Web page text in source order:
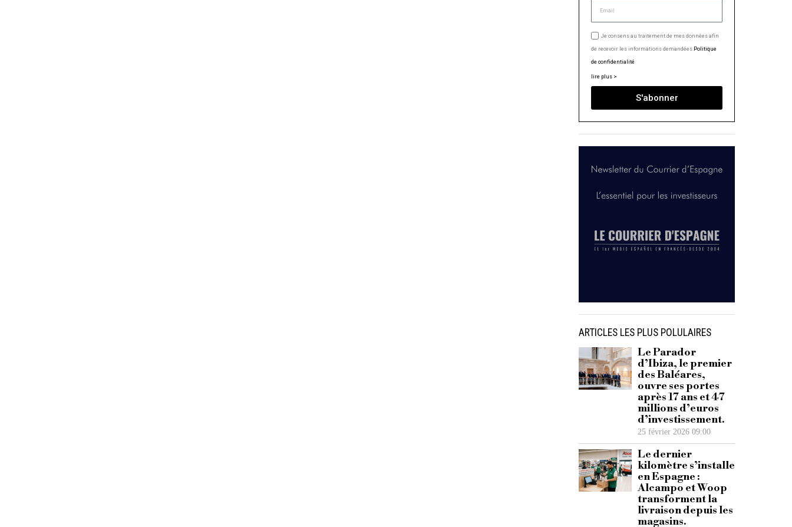
Je consens au traitement de mes données afin
de recevoir les informations demandées.Politique
de confidentialité
lire plus >
S'abonner
ARTICLES LES PLUS POLULAIRES
Le Parador
d’Ibiza, le premier
des Baléares,
ouvre ses portes
après 17 ans et 47
millions d’euros
d’investissement.
25 février 2026 09:00
Le dernier
kilomètre s’installe
en Espagne :
Alcampo et Woop
transforment la
livraison depuis les
magasins.